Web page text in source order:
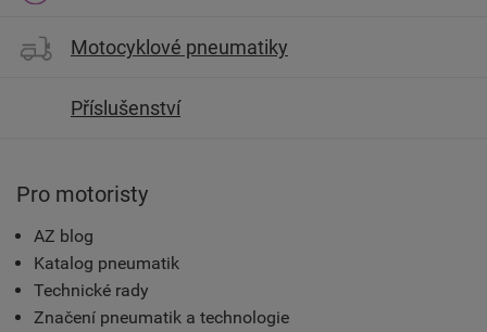
Motocyklové pneumatiky
Příslušenství
Pro motoristy
AZ blog
Katalog pneumatik
Technické rady
Značení pneumatik a technologie